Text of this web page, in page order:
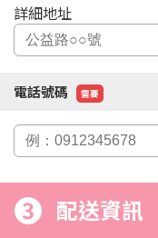
詳細地址
電話號碼 需要
3 配送資訊